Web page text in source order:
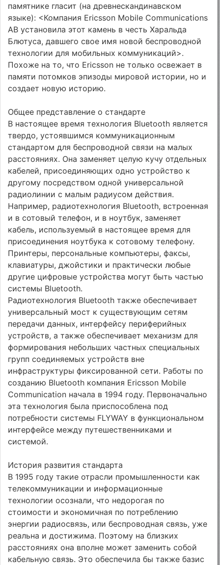
памятнике гласит (на древнескандинавском
языке): <Компания Ericsson Mobile Communications
AB установила этот камень в честь Харальда
Блютуса, давшего свое имя новой беспроводной
технологии для мобильных коммуникаций>.
Похоже на то, что Ericsson не только освежает в
памяти потомков эпизоды мировой истории, но и
создает новую историю.
Общее представление о стандарте
В настоящее время технология Bluetooth является
твердо, устоявшимся коммуникационным
стандартом для беспроводной связи на малых
расстояниях. Она заменяет целую кучу отдельных
кабелей, присоединяющих одно устройство к
другому посредством одной универсальной
радиолинии с малым радиусом действия.
Например, радиотехнология Bluetooth, встроенная
и в сотовый телефон, и в ноутбук, заменяет
кабель, используемый в настоящее время для
присоединения ноутбука к сотовому телефону.
Принтеры, персональные компьютеры, факсы,
клавиатуры, джойстики и практически любые
другие цифровые устройства могут быть частью
системы Bluetooth.
Радиотехнология Bluetooth также обеспечивает
универсальный мост к существующим сетям
передачи данных, интерфейсу периферийных
устройств, а также обеспечивает механизм для
формирования небольших частных специальных
групп соединяемых устройств вне
инфраструктуры фиксированной сети. Работы по
созданию Bluetooth компания Ericsson Mobile
Communication начала в 1994 году. Первоначально
эта технология была приспособлена под
потребности системы FLYWAY в функциональном
интерфейсе между путешественниками и
системой.
История развития стандарта
В 1995 году такие отрасли промышленности как
телекоммуникации и информационные
технологии осознали, что недорогая по
стоимости и экономичная по потреблению
энергии радиосвязь, или беспроводная связь, уже
реальна и достижима. Поэтому на близких
расстояниях она вполне может заменить собой
кабельную связь. Это обеспечила бы также базис